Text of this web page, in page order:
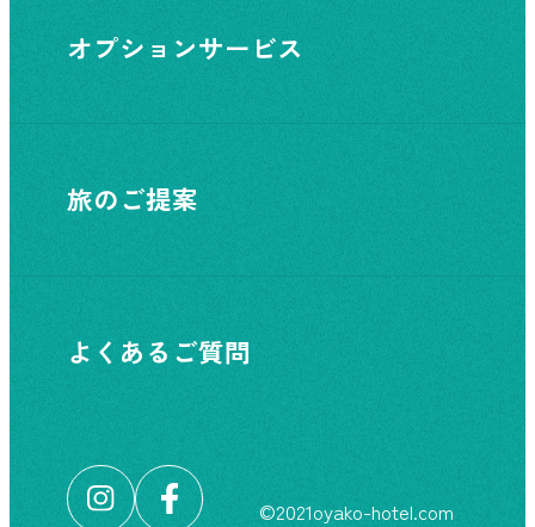
オプションサービス
旅のご提案
よくあるご質問
©︎2021oyako-hotel.com